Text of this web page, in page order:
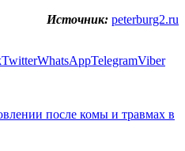
Источник: peterburg2.ru
TwitterWhatsAppTelegramViber
после комы и травмах в